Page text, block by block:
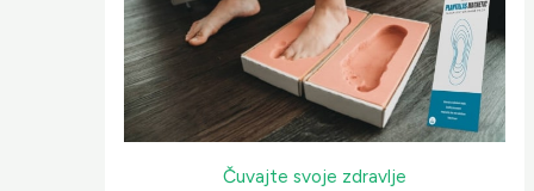
Čuvajte svoje zdravlje